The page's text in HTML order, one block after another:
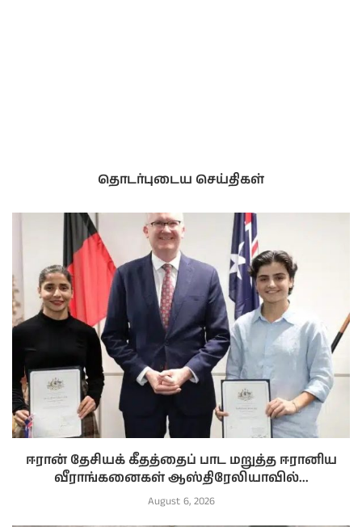
தொடர்புடைய செய்திகள்
ஈரான் தேசியக் கீதத்தைப் பாட மறுத்த ஈரானிய
வீராங்கனைகள் ஆஸ்திரேலியாவில்...
August 6, 2026